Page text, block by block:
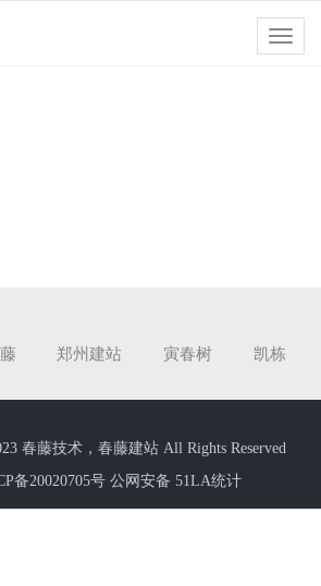
郑州建站 寅春树
凯栋
春藤技术，春藤建站 All Rights Reserved
备20020705号公网安备 51LA统计